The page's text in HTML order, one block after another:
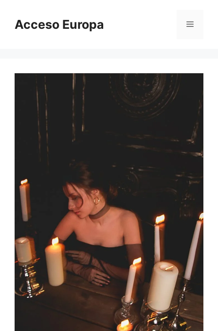
contenido
Acceso Europa Menú